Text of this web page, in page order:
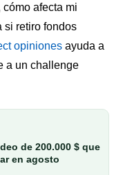
afecta mi
si retiro fondos
opiniones ayuda a
a un challenge
de 200.000 $ que
en agosto